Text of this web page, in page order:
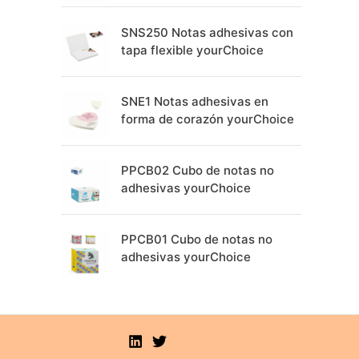
SNS250 Notas adhesivas con
tapa flexible yourChoice
SNE1 Notas adhesivas en
forma de corazón yourChoice
PPCB02 Cubo de notas no
adhesivas yourChoice
PPCB01 Cubo de notas no
adhesivas yourChoice